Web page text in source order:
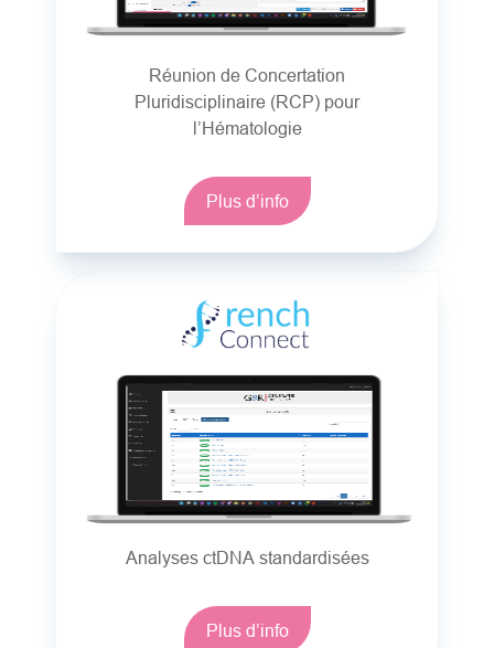
Réunion de Concertation
Pluridisciplinaire (RCP) pour
l’Hématologie
Plus d’info
Analyses ctDNA standardisées
Plus d’info